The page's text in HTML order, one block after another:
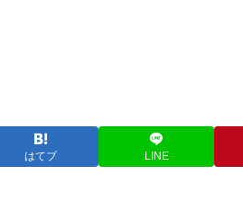
はてブ LINE